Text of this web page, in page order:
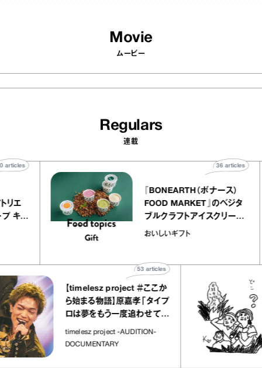
Movie
ムービー
Regulars
連載
ー アトリエ
レープ キャ
40 articles
『BONEARTH（ボナース）
FOOD MARKET』のベジ
ブルクラフトアイスクリー
｜真野知子の「おいしい
おいしいギフト
36
【timelesz project ＃ここか
ら始まる物語】原嘉孝「タイプ
ロは夢をもう一度追わせてく
timelesz project -AUDITION-
DOCUMENTARY
articles